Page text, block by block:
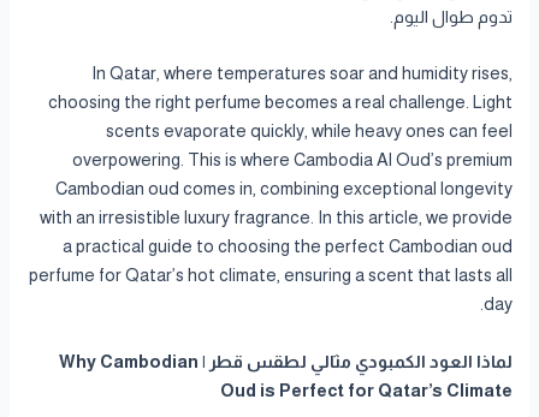
تدوم طوال اليوم.
In Qatar, where temperatures soar and humidity rises,
choosing the right perfume becomes a real challenge. Light
scents evaporate quickly, while heavy ones can feel
overpowering. This is where Cambodia Al Oud’s premium
Cambodian oud comes in, combining exceptional longevity
with an irresistible luxury fragrance. In this article, we provide
a practical guide to choosing the perfect Cambodian oud
perfume for Qatar’s hot climate, ensuring a scent that lasts all
day.
لماذا العود الكمبودي مثالي لطقس قطر | Why Cambodian
Oud is Perfect for Qatar’s Climate